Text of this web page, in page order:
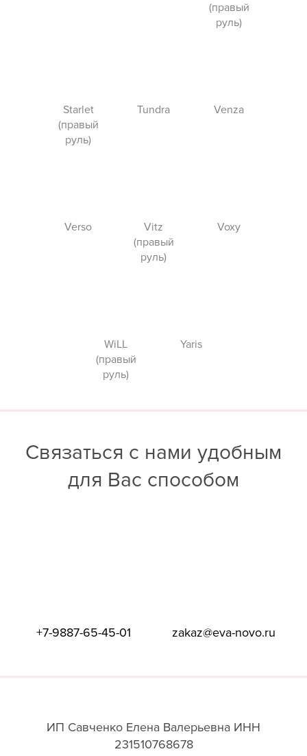
(правый
руль)
Starlet
(правый
руль)
Tundra Venza
Verso
Vitz
(правый
руль)
Voxy
WiLL
(правый
руль)
Yaris
Связаться с нами удобным
для Вас способом
+7-9887-65-45-01 zakaz@eva-novo.ru
ИП Савченко Елена Валерьевна ИНН
231510768678